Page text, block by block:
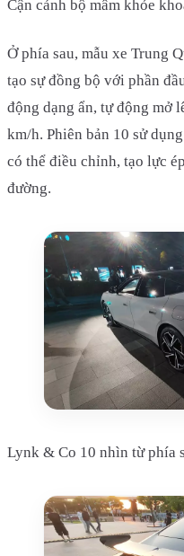
Cận cảnh bộ mâm khỏe
Ở phía sau, mẫu xe Trung
tạo sự đồng bộ với phần
động dạng ẩn, tự động mở
km/h. Phiên bản 10 sử
có thể điều chỉnh, tạo lực
đường.
Lynk & Co 10 nhìn từ phía